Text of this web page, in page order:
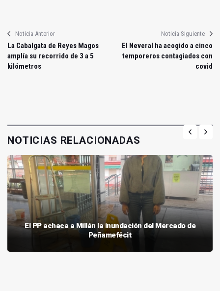
Noticia Anterior
La Cabalgata de Reyes Magos
amplía su recorrido de 3 a 5
kilómetros
Noticia Siguiente
El Neveral ha acogido a cinco
temporeros contagiados con
covid
NOTICIAS RELACIONADAS
El PP achaca a Millán la inundación del Mercado de
Peñamefécit